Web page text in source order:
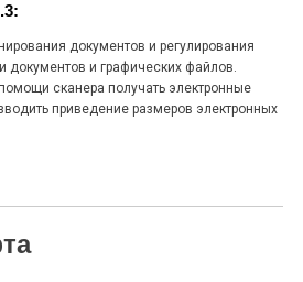
документов и регулирования
документов и графических файлов.
сканера получать электронные
приведение размеров электронных